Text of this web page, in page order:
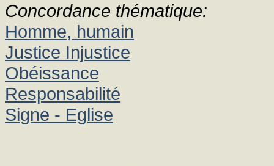
Concordance thématique:
Homme, humain
Justice Injustice
Obéissance
Responsabilité
Signe - Eglise